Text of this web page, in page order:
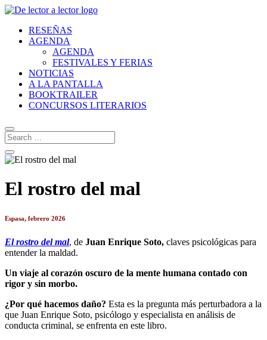
RESEÑAS
AGENDA
AGENDA
FESTIVALES Y FERIAS
NOTICIAS
A LA PANTALLA
BOOKTRAILER
CONCURSOS LITERARIOS
El rostro del mal
Espasa, febrero 2026
El rostro del mal, de Juan Enrique Soto, claves psicológicas para
entender la maldad.
Un viaje al corazón oscuro de la mente humana contado con
rigor y sin morbo.
¿Por qué hacemos daño? Esta es la pregunta más perturbadora a la
que Juan Enrique Soto, psicólogo y especialista en análisis de
conducta criminal, se enfrenta en este libro.